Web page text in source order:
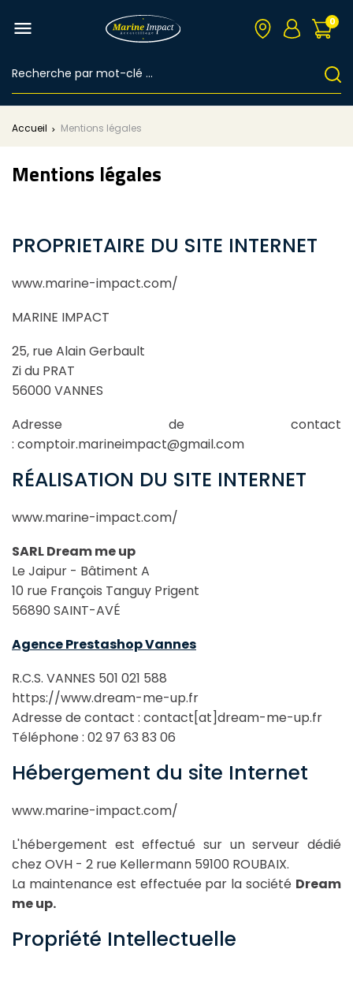
 0
Accueil Mentions légales
Mentions légales
PROPRIETAIRE DU SITE INTERNET
www.marine-impact.com/
MARINE IMPACT
25, rue Alain Gerbault
Zi du PRAT
56000 VANNES
Adresse de contact
: comptoir.marineimpact@gmail.com
RÉALISATION DU SITE INTERNET
www.marine-impact.com/
SARL Dream me up
Le Jaipur - Bâtiment A
10 rue François Tanguy Prigent
56890 SAINT-AVÉ
Agence Prestashop Vannes
R.C.S. VANNES 501 021 588
https://www.dream-me-up.fr
Adresse de contact : contact[at]dream-me-up.fr
Téléphone : 02 97 63 83 06
Hébergement du site Internet
www.marine-impact.com/
L'hébergement est effectué sur un serveur dédié
chez OVH - 2 rue Kellermann 59100 ROUBAIX.
La maintenance est effectuée par la société Dream
me up.
Propriété Intellectuelle